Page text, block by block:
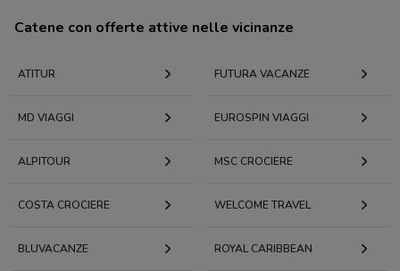
Catene con offerte attive nelle vicinanze
ATITUR FUTURA VACANZE
MD VIAGGI EUROSPIN VIAGGI
ALPITOUR MSC CROCIERE
COSTA CROCIERE WELCOME TRAVEL
BLUVACANZE ROYAL CARIBBEAN